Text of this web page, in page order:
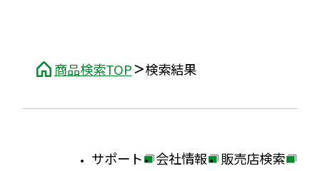
商品検索TOP 検索結果
サポート 会社情報 販売店検索